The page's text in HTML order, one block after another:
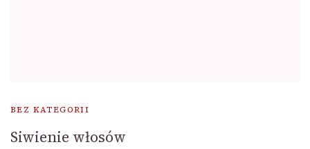
BEZ KATEGORII
Siwienie włosów